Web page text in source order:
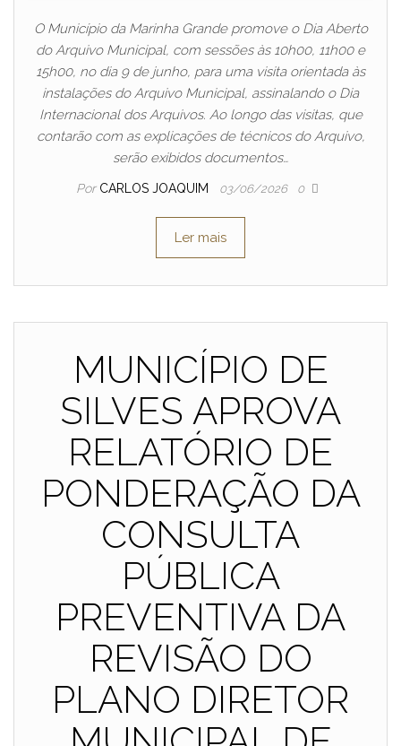
O Município da Marinha Grande promove o Dia Aberto
do Arquivo Municipal, com sessões às 10h00, 11h00 e
15h00, no dia 9 de junho, para uma visita orientada às
instalações do Arquivo Municipal, assinalando o Dia
Internacional dos Arquivos. Ao longo das visitas, que
contarão com as explicações de técnicos do Arquivo,
serão exibidos documentos…
Por CARLOS JOAQUIM 03/06/2026 0
Ler mais
MUNICÍPIO DE
SILVES APROVA
RELATÓRIO DE
PONDERAÇÃO DA
CONSULTA
PÚBLICA
PREVENTIVA DA
REVISÃO DO
PLANO DIRETOR